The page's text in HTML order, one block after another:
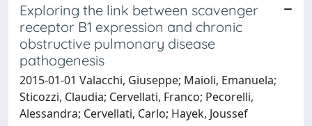
Exploring the link between scavenger
receptor B1 expression and chronic
obstructive pulmonary disease
pathogenesis
2015-01-01 Valacchi, Giuseppe; Maioli, Emanuela;
Sticozzi, Claudia; Cervellati, Franco; Pecorelli,
Alessandra; Cervellati, Carlo; Hayek, Joussef